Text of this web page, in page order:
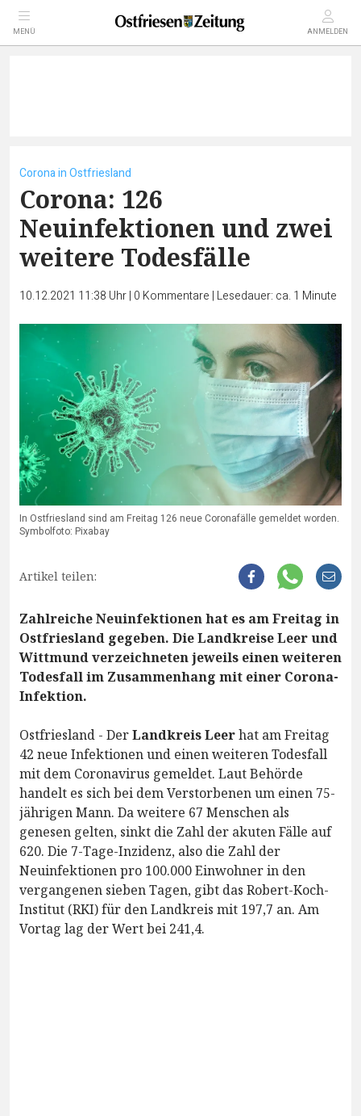
MENÜ ANMELDEN
Corona in Ostfriesland
Corona: 126
Neuinfektionen und zwei
weitere Todesfälle
10.12.2021 11:38 Uhr| 0 Kommentare | Lesedauer: ca. 1 Minute
In Ostfriesland sind am Freitag 126 neue Coronafälle gemeldet worden.
Symbolfoto: Pixabay
Artikel teilen:
Zahlreiche Neuinfektionen hat es am Freitag in
Ostfriesland gegeben. Die Landkreise Leer und
Wittmund verzeichneten jeweils einen weiteren
Todesfall im Zusammenhang mit einer Corona-
Infektion.
Ostfriesland - DerLandkreis Leerhat am Freitag
42 neue Infektionen und einen weiteren Todesfall
mit dem Coronavirus gemeldet. Laut Behörde
handelt es sich bei dem Verstorbenen um einen 75-
jährigen Mann. Da weitere 67 Menschen als
genesen gelten, sinkt die Zahl der akuten Fälle auf
620. Die 7-Tage-Inzidenz, also die Zahl der
Neuinfektionen pro 100.000 Einwohner in den
vergangenen sieben Tagen, gibt das Robert-Koch-
Institut (RKI) für den Landkreis mit 197,7 an. Am
Vortag lag der Wert bei 241,4.